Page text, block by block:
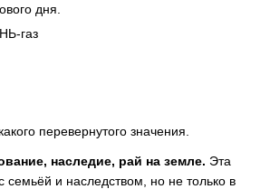
дня.
газ
перевернутого значения.
наследие, рай на земле. Эта
семьёй и наследством, но не только в